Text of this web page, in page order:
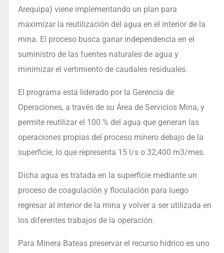
Arequipa) viene implementando un plan para
maximizar la reutilización del agua en el interior de la
mina. El proceso busca ganar independencia en el
suministro de las fuentes naturales de agua y
minimizar el vertimiento de caudales residuales.
El programa está liderado por la Gerencia de
Operaciones, a través de su Área de Servicios Mina, y
permite reutilizar el 100 % del agua que generan las
operaciones propias del proceso minero debajo de la
superficie, lo que representa 15 l/s o 32,400 m3/mes.
Dicha agua es tratada en la superficie mediante un
proceso de coagulación y floculación para luego
regresar al interior de la mina y volver a ser utilizada en
los diferentes trabajos de la operación.
Para Minera Bateas preservar el recurso hídrico es uno